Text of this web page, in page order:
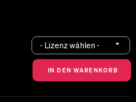
- Lizenz wählen -